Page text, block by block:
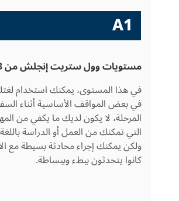
A1
مستويات وول ستريت إنجلش من 3-5
في هذا المستوى، يمكنك استخدام
في بعض المواقف الأساسية أثناء
المرحلة، لا يكون لديك ما يكفي من
التي تمكنك من العمل أو الدراسة باللغة
ولكن يمكنك إجراء محادثة بسيطة مع
كانوا يتحدثون ببطء وببساطة.